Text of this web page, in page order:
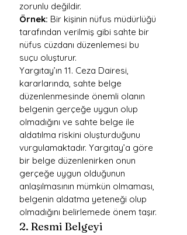
zorunlu değildir.
Örnek: Bir kişinin nüfus müdürlüğü
tarafından verilmiş gibi sahte bir
nüfus cüzdanı düzenlemesi bu
suçu oluşturur.
Yargıtay’ın 11. Ceza Dairesi,
kararlarında, sahte belge
düzenlenmesinde önemli olanın
belgenin gerçeğe uygun olup
olmadığını ve sahte belge ile
aldatılma riskini oluşturduğunu
vurgulamaktadır. Yargıtay’a göre
bir belge düzenlenirken onun
gerçeğe uygun olduğunun
anlaşılmasının mümkün olmaması,
belgenin aldatma yeteneği olup
olmadığını belirlemede önem taşır.
2. Resmi Belgeyi